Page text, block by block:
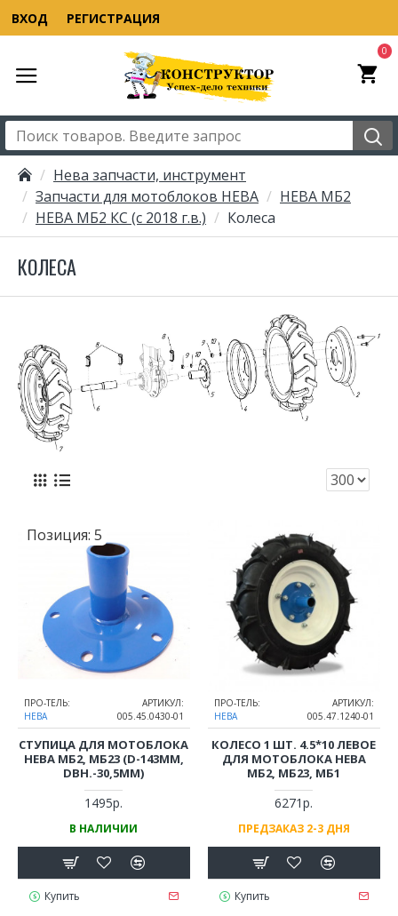
ВХОД РЕГИСТРАЦИЯ
0
Нева запчасти, инструмент
Запчасти для мотоблоков НЕВА
НЕВА МБ2
НЕВА МБ2 КС (с 2018 г.в.)
Колеса
КОЛЕСА
Позиция: 5
ПРО-ТЕЛЬ:
НЕВА
АРТИКУЛ:
005.45.0430-01
СТУПИЦА ДЛЯ МОТОБЛОКА
НЕВА МБ2, МБ23 (D-143ММ,
DВН.-30,5ММ)
1495р.
В НАЛИЧИИ
Купить
ПРО-ТЕЛЬ:
НЕВА
АРТИКУЛ:
005.47.1240-01
КОЛЕСО 1 ШТ. 4.5*10 ЛЕВОЕ
ДЛЯ МОТОБЛОКА НЕВА
МБ2, МБ23, МБ1
6271р.
ПРЕДЗАКАЗ 2-3 ДНЯ
Купить